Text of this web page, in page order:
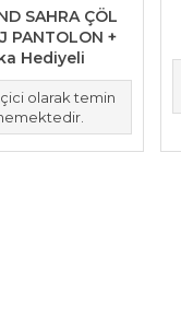
SAHRA ÇÖL
PANTOLON +
Hediyeli
olarak temin